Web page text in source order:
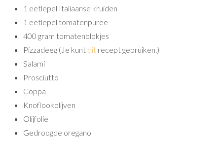
1 eetlepel Italiaanse kruiden
1 eetlepel tomatenpuree
400 gram tomatenblokjes
Pizzadeeg (Je kunt ditrecept gebruiken.)
Salami
Prosciutto
Coppa
Knoflookolijven
Olijfolie
Gedroogde oregano